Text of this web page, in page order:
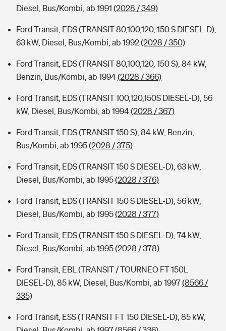
Diesel, Bus/Kombi, ab 1991 (2028 / 349)
Ford Transit, EDS (TRANSIT 80,100,120, 150 S DIESEL-D),
63 kW, Diesel, Bus/Kombi, ab 1992(2028 / 350)
Ford Transit, EDS (TRANSIT 80,100,120, 150 S), 84 kW,
Benzin, Bus/Kombi, ab 1994(2028 / 366)
Ford Transit, EDS (TRANSIT 100,120,150S DIESEL-D), 56
kW, Diesel, Bus/Kombi, ab 1994(2028 / 367)
Ford Transit, EDS (TRANSIT 150 S), 84 kW, Benzin,
Bus/Kombi, ab 1995(2028 / 375)
Ford Transit, EDS (TRANSIT 150 S DIESEL-D), 63 kW,
Diesel, Bus/Kombi, ab 1995(2028 / 376)
Ford Transit, EDS (TRANSIT 150 S DIESEL-D), 56 kW,
Diesel, Bus/Kombi, ab 1995(2028 / 377)
Ford Transit, EDS (TRANSIT 150 S DIESEL-D), 74 kW,
Diesel, Bus/Kombi, ab 1995(2028 / 378)
Ford Transit, EBL (TRANSIT / TOURNEO FT 150L
DIESEL-D), 85 kW, Diesel, Bus/Kombi, ab 1997(8566 /
335)
Ford Transit, ESS (TRANSIT FT 150 DIESEL-D), 85 kW,